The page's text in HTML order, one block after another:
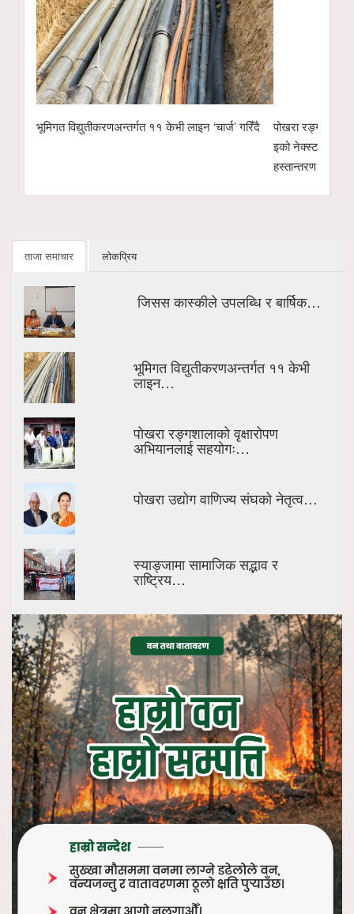
भूमिगत विद्युतीकरणअन्तर्गत ११ केभी लाइन ‘चार्ज’ गरिँदै
पोखरा रङ्गशालाको
इको नेक्स्ट
हस्तान्तरण
ताजा समाचार लोकप्रिय
जिसस कास्कीले उपलब्धि र बार्षिक…
भूमिगत विद्युतीकरणअन्तर्गत ११ केभी
लाइन…
पोखरा रङ्गशालाको वृक्षारोपण
अभियानलाई सहयोगः…
पोखरा उद्योग वाणिज्य संघको नेतृत्व…
स्याङ्जामा सामाजिक सद्भाव र
राष्ट्रिय…